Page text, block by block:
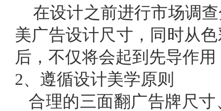
在设计之前进行市场调查
美广告设计尺寸，同时从
后，不仅将会起到先导作
2、遵循设计美学原则
合理的三面翻广告牌尺寸